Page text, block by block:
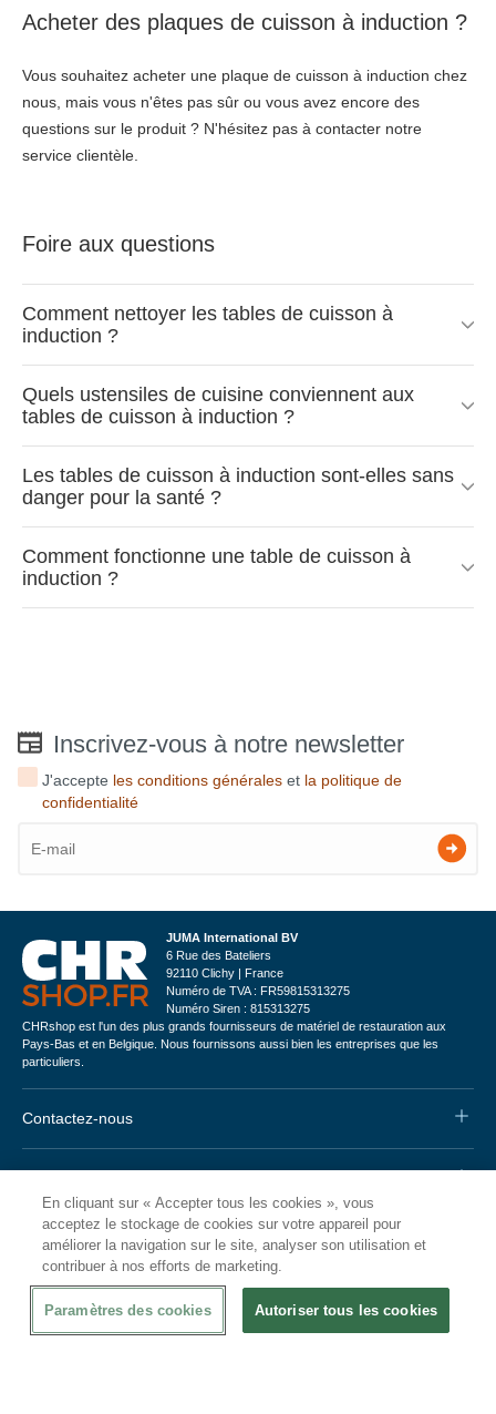
Acheter des plaques de cuisson à induction ?
Vous souhaitez acheter une plaque de cuisson à induction chez
nous, mais vous n'êtes pas sûr ou vous avez encore des
questions sur le produit ? N'hésitez pas à contacter notre
service clientèle.
Foire aux questions
Comment nettoyer les tables de cuisson à
induction ?
Quels ustensiles de cuisine conviennent aux
tables de cuisson à induction ?
Les tables de cuisson à induction sont-elles sans
danger pour la santé ?
Comment fonctionne une table de cuisson à
induction ?
Inscrivez-vous à notre newsletter
J'accepte les conditions générales et la politique de
confidentialité
JUMA International BV
6 Rue des Bateliers
92110 Clichy | France
Numéro de TVA : FR59815313275
Numéro Siren : 815313275
CHRshop est l'un des plus grands fournisseurs de matériel de restauration aux
Pays-Bas et en Belgique. Nous fournissons aussi bien les entreprises que les
particuliers.
Contactez-nous
Service Clients
En cliquant sur « Accepter tous les cookies », vous
acceptez le stockage de cookies sur votre appareil pour
améliorer la navigation sur le site, analyser son utilisation et
contribuer à nos efforts de marketing.
Paramètres des cookies Autoriser tous les cookies